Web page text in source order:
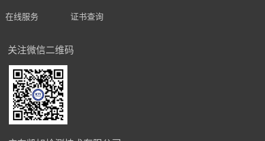
在线服务 证书查询
关注微信二维码